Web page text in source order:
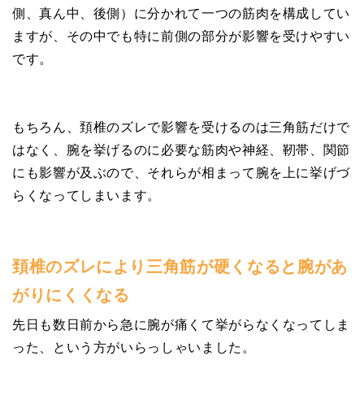
側、真ん中、後側）に分かれて一つの筋肉を構成してい
ますが、その中でも特に前側の部分が影響を受けやすい
です。
もちろん、頚椎のズレで影響を受けるのは三角筋だけで
はなく、腕を挙げるのに必要な筋肉や神経、靭帯、関節
にも影響が及ぶので、それらが相まって腕を上に挙げづ
らくなってしまいます。
頚椎のズレにより三角筋が硬くなると腕があ
がりにくくなる
先日も数日前から急に腕が痛くて挙がらなくなってしま
った、という方がいらっしゃいました。